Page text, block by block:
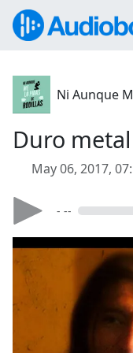
Ni Aunque
Duro metal
May 06, 2017,
- --